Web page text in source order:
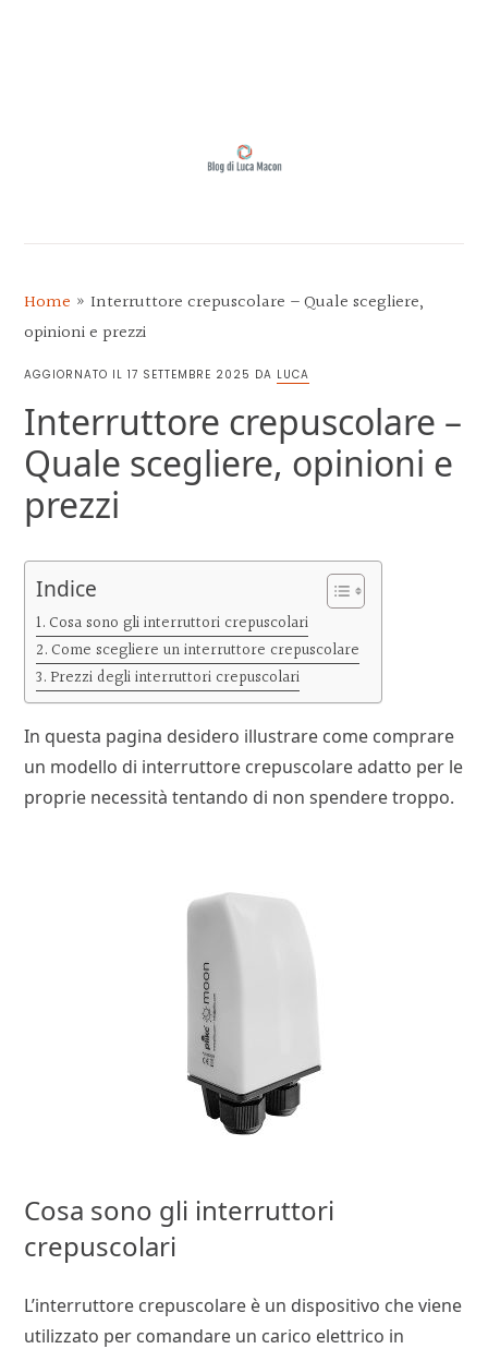
MACON
Home » Interruttore crepuscolare – Quale scegliere,
opinioni e prezzi
AGGIORNATO IL17 SETTEMBRE 2025 DA LUCA
Interruttore crepuscolare –
Quale scegliere, opinioni e
prezzi
Indice
Cosa sono gli interruttori crepuscolari
Come scegliere un interruttore crepuscolare
Prezzi degli interruttori crepuscolari
In questa pagina desidero illustrare come comprare
un modello di interruttore crepuscolare adatto per le
proprie necessità tentando di non spendere troppo.
Cosa sono gli interruttori
crepuscolari
L’interruttore crepuscolare è un dispositivo che viene
utilizzato per comandare un carico elettrico in